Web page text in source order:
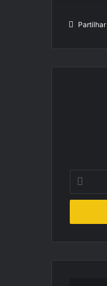
Partilhar
Indique
seu
de